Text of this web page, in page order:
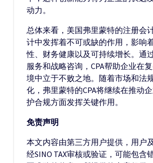
动力。
总体来看，美国弗里蒙特的注册会
计中发挥着不可或缺的作用，影响
性、财务健康以及可持续增长。通
服务和战略咨询，CPA帮助企业在
境中立于不败之地。随着市场和法
化，弗里蒙特的CPA将继续在推动
护合规方面发挥关键作用。
免责声明
本文内容由第三方用户提供，用户
经SINO TAX审核或验证，可能包含